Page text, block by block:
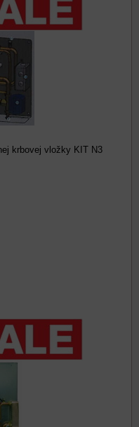
krbovej vložky KIT N3